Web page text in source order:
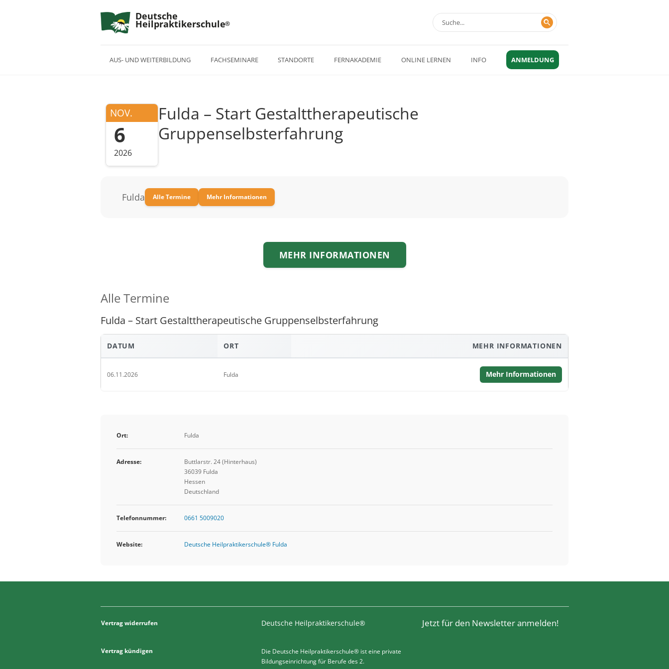
Deutsche
Heilpraktikerschule
AUS- UND WEITERBILDUNG FACHSEMINARE STANDORTE FERNAKADEMIE ONLINE LERNEN INFO ANMELDUNG
NOV.
6
2026
Fulda – Start Gestalttherapeutische
Gruppenselbsterfahrung
Fulda Alle Termine Mehr Informationen
MEHR INFORMATIONEN
Alle Termine
Fulda – Start Gestalttherapeutische Gruppenselbsterfahrung
DATUM ORT MEHR INFORMATIONEN
06.11.2026 Fulda Mehr Informationen
Ort: Fulda
Adresse:
Buttlarstr. 24 (Hinterhaus)
36039 Fulda
Hessen
Deutschland
Telefonnummer: 0661 5009020
Website: Deutsche Heilpraktikerschule® Fulda
Vertrag widerrufen
Vertrag kündigen
Deutsche Heilpraktikerschule®
Die Deutsche Heilpraktikerschule® ist eine private
Bildungseinrichtung für Berufe des 2.
Jetzt für den Newsletter anmelden!